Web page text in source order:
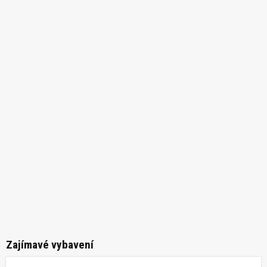
Zajímavé vybavení